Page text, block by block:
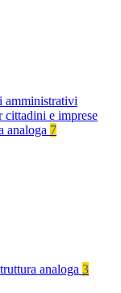
amministrativi
e imprese
analoga 7
analoga 3